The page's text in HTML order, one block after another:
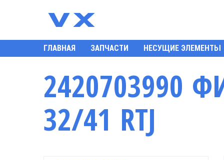
ГЛАВНАЯ ЗАПЧАСТИ НЕСУЩИЕ ЭЛЕМЕНТЫ
2420703990
32/41 RTJ